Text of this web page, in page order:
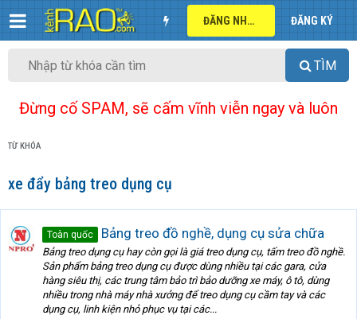
ĐĂNG NHẬP ĐĂNG KÝ
TÌM
Đừng cố SPAM, sẽ cấm vĩnh viễn ngay và luôn
TỪ KHÓA
xe đẩy bảng treo dụng cụ
Toàn quốc Bảng treo đồ nghề, dụng cụ sửa chữa
Bảng treo dụng cụ hay còn gọi là giá treo dụng cụ, tấm treo đồ nghề.
Sản phẩm bảng treo dụng cụ được dùng nhiều tại các gara, cửa
hàng siêu thị, các trung tâm bảo trì bảo dưỡng xe máy, ô tô, dùng
nhiều trong nhà máy nhà xưởng để treo dụng cụ cầm tay và các
dụng cụ, linh kiện nhỏ phục vụ tại các...